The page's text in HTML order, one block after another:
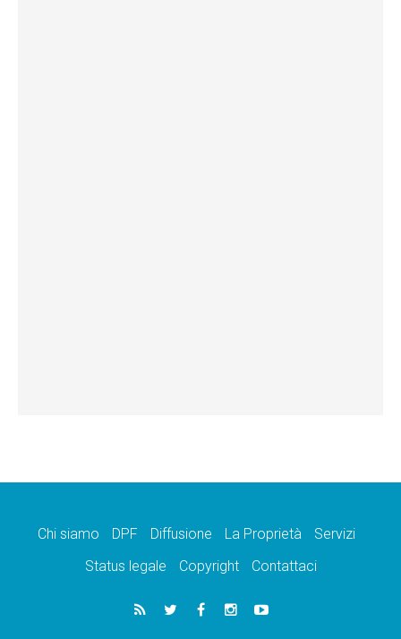
Chi siamo DPF Diffusione La Proprietà
Servizi
Status legale
Copyright Contattaci